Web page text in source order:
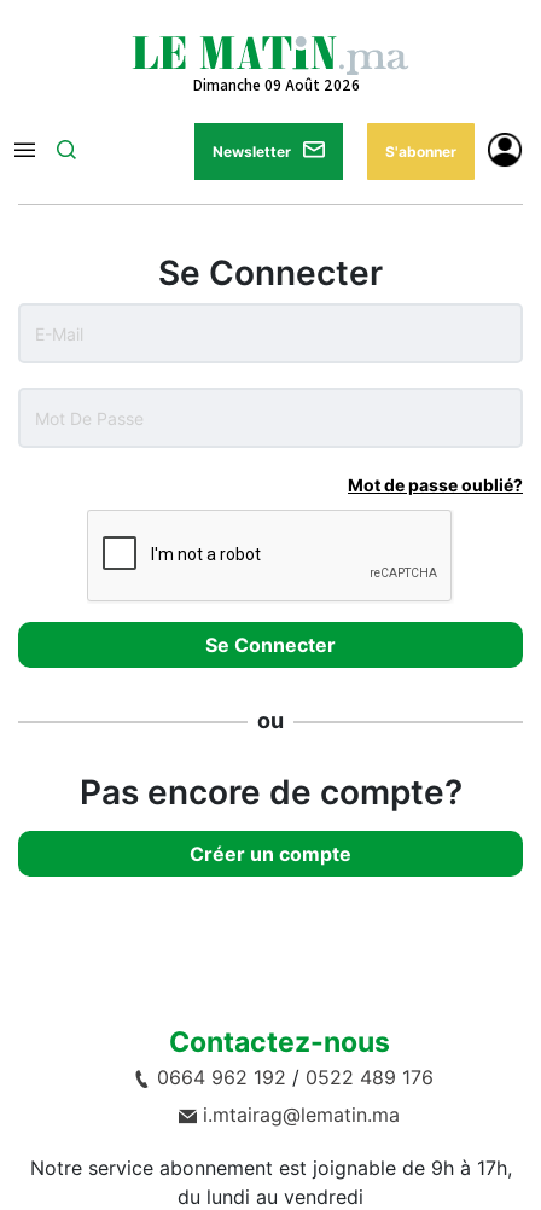
Dimanche 09 Août 2026
Newsletter S'abonner
Se Connecter
Mot de passe oublié?
ou
Pas encore de compte?
Créer un compte
Contactez-nous
0664 962 192 / 0522 489 176
i.mtairag@lematin.ma
Notre service abonnement est joignable de 9h à 17h,
du lundi au vendredi